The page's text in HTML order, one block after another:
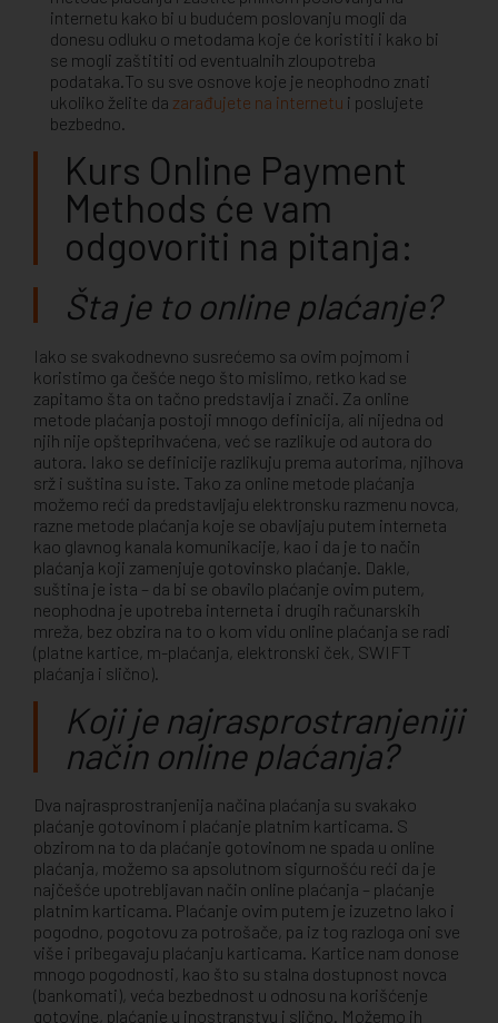
internetu kako bi u budućem poslovanju mogli da
donesu odluku o metodama koje će koristiti i kako bi
se mogli zaštititi od eventualnih zloupotreba
podataka.To su sve osnove koje je neophodno znati
ukoliko želite da zarađujete na internetu i poslujete
bezbedno.
Kurs Online Payment
Methods će vam
odgovoriti na pitanja:
Šta je to online plaćanje?
Iako se svakodnevno susrećemo sa ovim pojmom i
koristimo ga češće nego što mislimo, retko kad se
zapitamo šta on tačno predstavlja i znači. Za online
metode plaćanja postoji mnogo definicija, ali nijedna od
njih nije opšteprihvaćena, već se razlikuje od autora do
autora. Iako se definicije razlikuju prema autorima, njihova
srž i suština su iste. Tako za online metode plaćanja
možemo reći da predstavljaju elektronsku razmenu novca,
razne metode plaćanja koje se obavljaju putem interneta
kao glavnog kanala komunikacije, kao i da je to način
plaćanja koji zamenjuje gotovinsko plaćanje. Dakle,
suština je ista – da bi se obavilo plaćanje ovim putem,
neophodna je upotreba interneta i drugih računarskih
mreža, bez obzira na to o kom vidu online plaćanja se radi
(platne kartice, m-plaćanja, elektronski ček, SWIFT
plaćanja i slično).
Koji je najrasprostranjeniji
način online plaćanja?
Dva najrasprostranjenija načina plaćanja su svakako
plaćanje gotovinom i plaćanje platnim karticama. S
obzirom na to da plaćanje gotovinom ne spada u online
plaćanja, možemo sa apsolutnom sigurnošću reći da je
najčešće upotrebljavan način online plaćanja – plaćanje
platnim karticama. Plaćanje ovim putem je izuzetno lako i
pogodno, pogotovu za potrošače, pa iz tog razloga oni sve
više i pribegavaju plaćanju karticama. Kartice nam donose
mnogo pogodnosti, kao što su stalna dostupnost novca
(bankomati), veća bezbednost u odnosu na korišćenje
gotovine, plaćanje u inostranstvu i slično. Možemo ih